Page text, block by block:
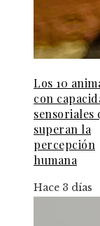
Los 10
con
sensoriales
superan la
percepción
humana
Hace 3 días